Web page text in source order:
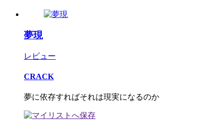
夢現
レビュー
CRACK
夢に依存すればそれは現実になるのか